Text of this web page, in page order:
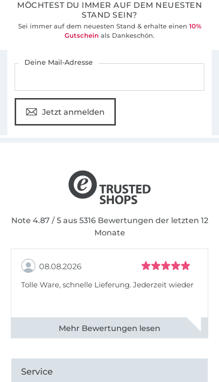
MÖCHTEST DU IMMER AUF DEM NEUESTEN
STAND SEIN?
Sei immer auf dem neuesten Stand & erhalte einen 10%
Gutschein als Dankeschön.
Deine Mail-Adresse
Jetzt anmelden
Note 4.87 / 5 aus 5316 Bewertungen der letzten 12
Monate
08.08.2026
Tolle Ware, schnelle Lieferung. Jederzeit wieder
Alle 83013 Bewertungen ansehen
Service